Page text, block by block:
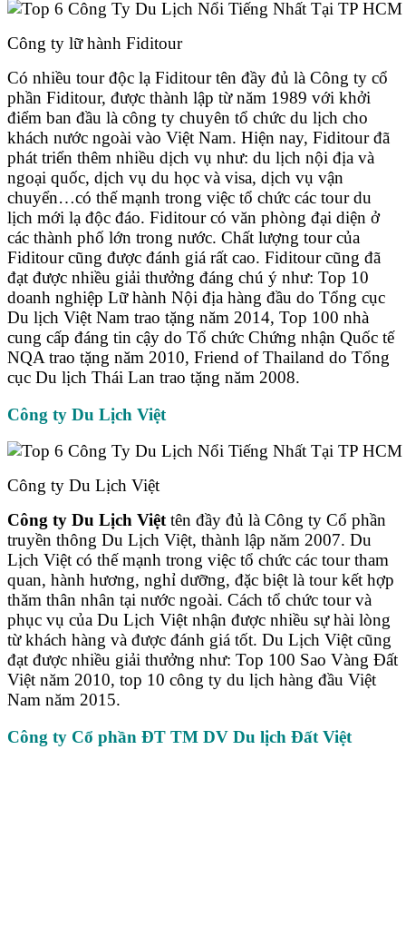
Công ty lữ hành Fiditour
Có nhiều tour độc lạ Fiditour tên đầy đủ là Công ty cổ
phần Fiditour, được thành lập từ năm 1989 với khởi
điểm ban đầu là công ty chuyên tổ chức du lịch cho
khách nước ngoài vào Việt Nam. Hiện nay, Fiditour đã
phát triển thêm nhiều dịch vụ như: du lịch nội địa và
ngoại quốc, dịch vụ du học và visa, dịch vụ vận
chuyển…có thế mạnh trong việc tổ chức các tour du
lịch mới lạ độc đáo. Fiditour có văn phòng đại diện ở
các thành phố lớn trong nước. Chất lượng tour của
Fiditour cũng được đánh giá rất cao. Fiditour cũng đã
đạt được nhiều giải thưởng đáng chú ý như: Top 10
doanh nghiệp Lữ hành Nội địa hàng đầu do Tổng cục
Du lịch Việt Nam trao tặng năm 2014, Top 100 nhà
cung cấp đáng tin cậy do Tổ chức Chứng nhận Quốc tế
NQA trao tặng năm 2010, Friend of Thailand do Tổng
cục Du lịch Thái Lan trao tặng năm 2008.
Công ty Du Lịch Việt
Công ty Du Lịch Việt
Công ty Du Lịch Việttên đầy đủ là Công ty Cổ phần
truyền thông Du Lịch Việt, thành lập năm 2007. Du
Lịch Việt có thế mạnh trong việc tổ chức các tour tham
quan, hành hương, nghỉ dưỡng, đặc biệt là tour kết hợp
thăm thân nhân tại nước ngoài. Cách tổ chức tour và
phục vụ của Du Lịch Việt nhận được nhiều sự hài lòng
từ khách hàng và được đánh giá tốt. Du Lịch Việt cũng
đạt được nhiều giải thưởng như: Top 100 Sao Vàng Đất
Việt năm 2010, top 10 công ty du lịch hàng đầu Việt
Nam năm 2015.
Công ty Cổ phần ĐT TM DV Du lịch Đất Việt